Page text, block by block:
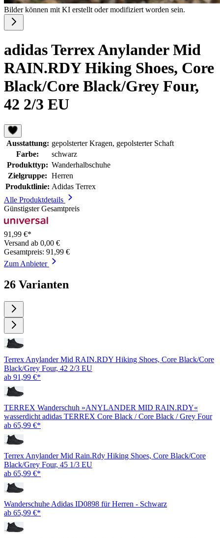
Bilder können mit KI erstellt oder modifiziert worden sein.
adidas Terrex Anylander Mid
RAIN.RDY Hiking Shoes, Core
Black/Core Black/Grey Four,
42 2/3 EU
Ausstattung: gepolsterter Kragen, gepolsterter Schaft
Farbe:
schwarz
Produkttyp: Wanderhalbschuhe
Zielgruppe: Herren
Produktlinie: Adidas Terrex
Alle Produktdetails
Günstigster Gesamtpreis
91,99 €*
Versand ab 0,00 €
Gesamtpreis: 91,99 €
Zum Anbieter
26 Varianten
Terrex Anylander Mid RAIN.RDY Hiking Shoes, Core Black/Core
Black/Grey Four, 42 2/3 EU
ab 91,99 €*
TERREX Wanderschuh »ANYLANDER MID RAIN.RDY«
wasserdicht adidas TERREX Core Black / Core Black / Grey Four
ab 65,99 €*
Terrex Anylander Mid Rain.Rdy Hiking Shoes, Core Black/Core
Black/Grey Four, 45 1/3 EU
ab 65,99 €*
Wanderschuhe Adidas ID0898 für Herren - Schwarz
ab 65,99 €*